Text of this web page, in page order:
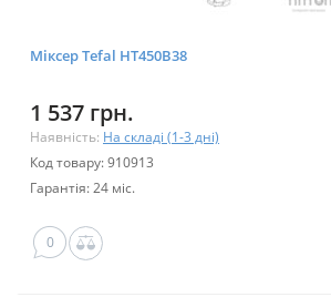
Міксер Tefal HT450B38
1 537 грн.
Наявність: На складі (1-3 дні)
Код товару: 910913
Гарантія: 24 міс.
0